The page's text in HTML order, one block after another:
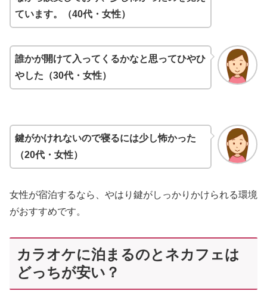
ています。（40代・女性）
誰かが開けて入ってくるかなと思ってひやひ
やした（30代・女性）
鍵がかけれないので寝るには少し怖かった
（20代・女性）
女性が宿泊するなら、やはり鍵がしっかりかけられる環境
がおすすめです。
カラオケに泊まるのとネカフェは
どっちが安い？